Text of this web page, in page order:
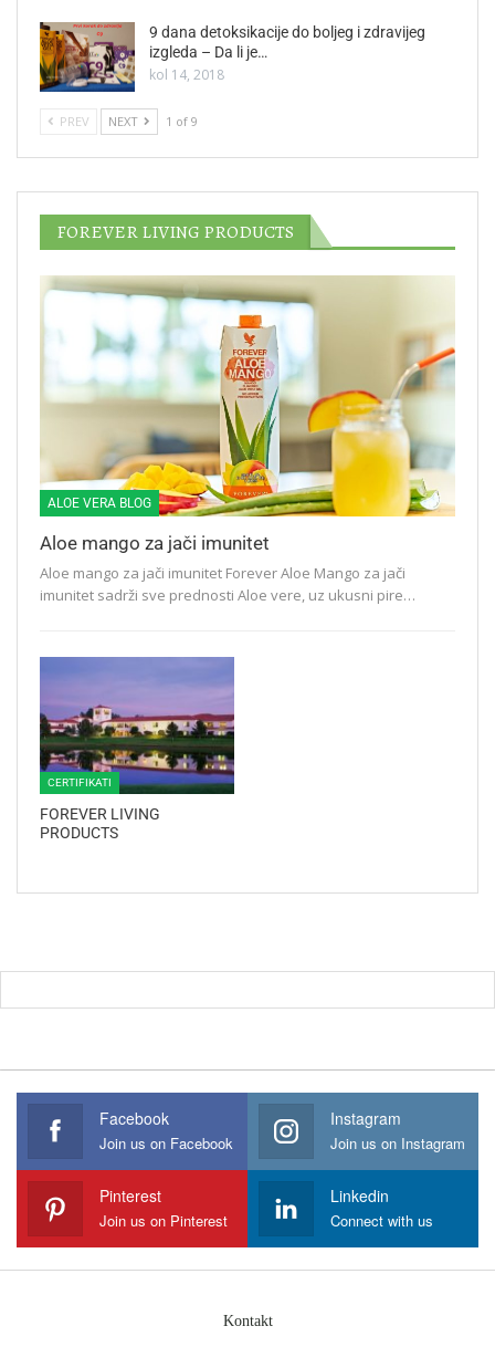
9 dana detoksikacije do boljeg i zdravijeg
izgleda – Da li je…
kol 14, 2018
PREV NEXT 1 of 9
FOREVER LIVING PRODUCTS
ALOE VERA BLOG
Aloe mango za jači imunitet
Aloe mango za jači imunitet Forever Aloe Mango za jači
imunitet sadrži sve prednosti Aloe vere, uz ukusni pire…
CERTIFIKATI
FOREVER LIVING
PRODUCTS
Facebook
Join us on Facebook
Instagram
Join us on Instagram
Pinterest
Join us on Pinterest
Linkedin
Connect with us
Kontakt